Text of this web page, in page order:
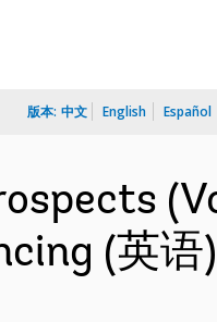
版本: 中文 English Español
(英语)